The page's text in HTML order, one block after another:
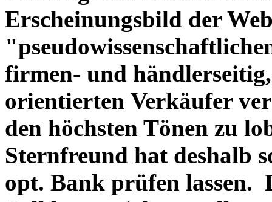
Erscheinungsbild der
firmen- und
orientierten Verkäufer
den höchsten Tönen zu
Sternfreund hat deshalb
opt. Bank prüfen lassen.